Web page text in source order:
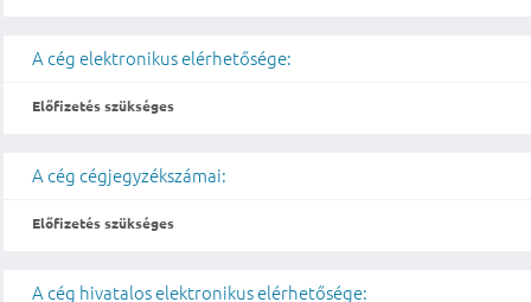
A cég elektronikus elérhetősége:
Előfizetés szükséges
A cég cégjegyzékszámai:
Előfizetés szükséges
A cég hivatalos elektronikus elérhetősége: